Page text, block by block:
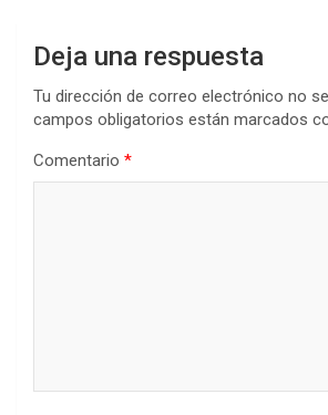
Deja una respuesta
Tu dirección de correo electrónico no
campos obligatorios están marcados
Comentario *